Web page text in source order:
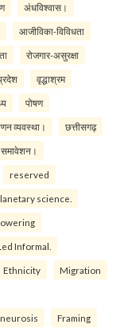
अंधविश्वास।
आजीविका-विविधता
रोजगार-असुरक्षा
वृद्धाश्रम
पोषण
व्यवस्था। छत्तीसगढ़
समावेशन।
reserved
science.
Informal.
Ethnicity Migration
Framing